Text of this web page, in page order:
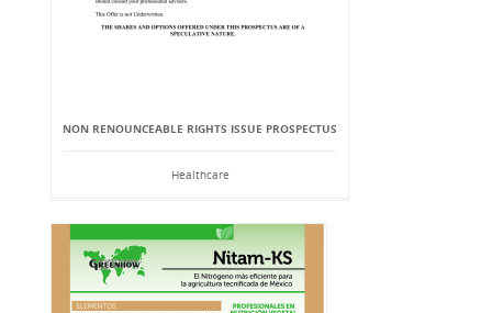
NON RENOUNCEABLE RIGHTS ISSUE PROSPECTUS
Healthcare